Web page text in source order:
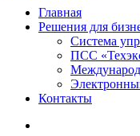
Главная
Решения для
Система
ПСС
Контакты